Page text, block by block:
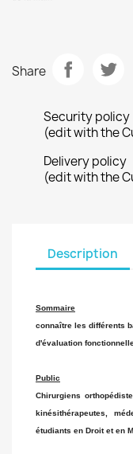
Share
Security policy
(edit with the
Delivery policy
(edit with the
Description
Sommaire
connaître les différents
d'évaluation
Public
Chirurgiens
kinésithérapeutes,
étudiants en Droit et en